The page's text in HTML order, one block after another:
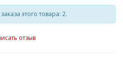
этого товара: 2.
отзыв